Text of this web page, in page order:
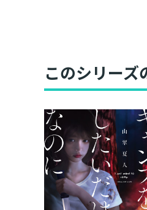
このシリーズ